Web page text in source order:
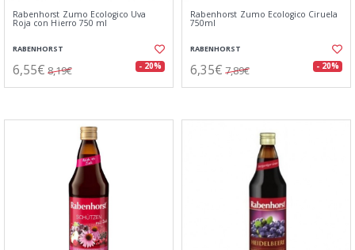
Rabenhorst Zumo Ecologico Uva
Roja con Hierro 750 ml
RABENHORST
6,55€ 8,19€ - 20%
Rabenhorst Zumo Ecologico Ciruela
750ml
RABENHORST
6,35€ 7,89€ - 20%